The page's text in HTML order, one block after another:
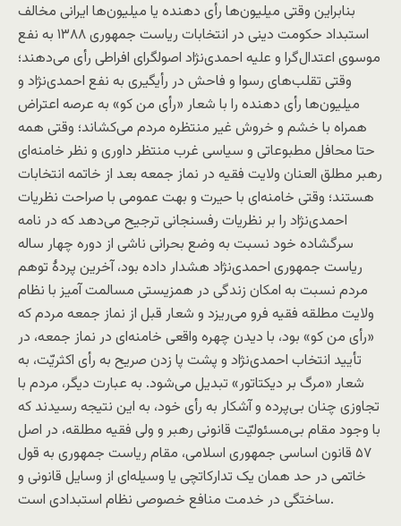
بنابراین وقتی میلیون‌ها رأی دهنده یا میلیون‌ها ایرانی مخالف
استبداد حکومت دینی در انتخابات ریاست جمهوری ۱۳۸۸ به نفع
موسوی اعتدال‌گرا و علیه احمدی‌نژاد اصولگرای افراطی رأی می‌دهند؛
وقتی تقلب‌های رسوا و فاحش در رأیگیری به نفع احمدی‌نژاد و
میلیون‌ها رأی دهنده را با شعار «رأی من کو» به عرصه اعتراض
همراه با خشم و خروش غیر منتظره مردم می‌کشاند؛ وقتی همه
حتا محافل مطبوعاتی و سیاسی غرب منتظر داوری و نظر خامنه‌ای
رهبر مطلق العنان ولایت فقیه در نماز جمعه بعد از خاتمه انتخابات
هستند؛ وقتی خامنه‌ای با حیرت و بهت عمومی با صراحت نظریات
احمدی‌نژاد را بر نظریات رفسنجانی ترجیح می‌دهد که در نامه
سرگشاده خود نسبت به وضع بحرانی ناشی از دوره چهار ساله
ریاست جمهوری احمدی‌نژاد هشدار داده بود، آخرین پردهٔ توهم
مردم نسبت به امکان زندگی در همزیستی مسالمت آمیز با نظام
ولایت مطلقه فقیه فرو می‌ریزد و شعار قبل از نماز جمعه مردم که
«رأی من کو» بود، با دیدن چهره واقعی خامنه‌ای در نماز جمعه، در
تأیید انتخاب احمدی‌نژاد و پشت پا زدن صریح به رأی اکثریّت، به
شعار «مرگ بر دیکتاتور» تبدیل می‌شود. به عبارت دیگر، مردم با
تجاوزی چنان بی‌پرده و آشکار به رأی خود، به این نتیجه رسیدند که
با وجود مقام بی‌مسئولیّت قانونی رهبر و ولی فقیه مطلقه، در اصل
۵۷ قانون اساسی جمهوری اسلامی، مقام ریاست جمهوری به قول
خاتمی در حد‌‌ همان یک تدارکاتچی یا وسیله‌ای از وسایل قانونی و
ساختگی در خدمت منافع خصوصی نظام استبدادی است.